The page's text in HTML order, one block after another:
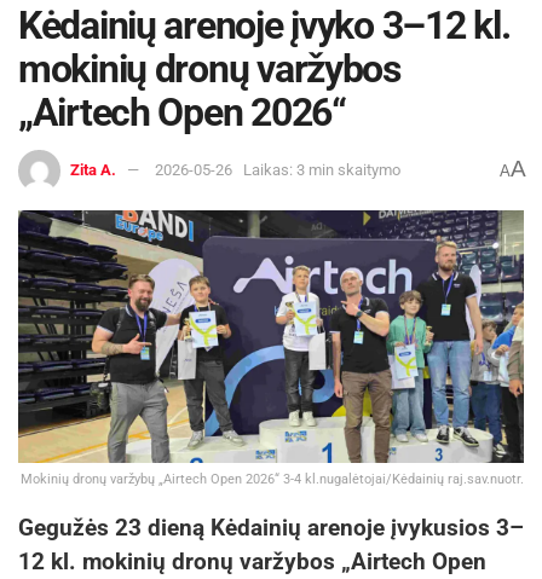
Kėdainių arenoje įvyko 3–12 kl.
mokinių dronų varžybos
„Airtech Open 2026“
Zita A. 2026-05-26 Laikas: 3 min skaitymo AA
Mokinių dronų varžybų „Airtech Open 2026“ 3-4 kl.nugalėtojai/Kėdainių raj.sav.nuotr.
Gegužės 23 dieną Kėdainių arenoje įvykusios 3–
12 kl. mokinių dronų varžybos „Airtech Open